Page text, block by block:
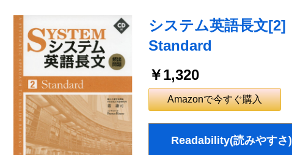
システム英語長文[2]
Standard
￥1,320
Amazonで今すぐ購入
Readability(読みやすさ)